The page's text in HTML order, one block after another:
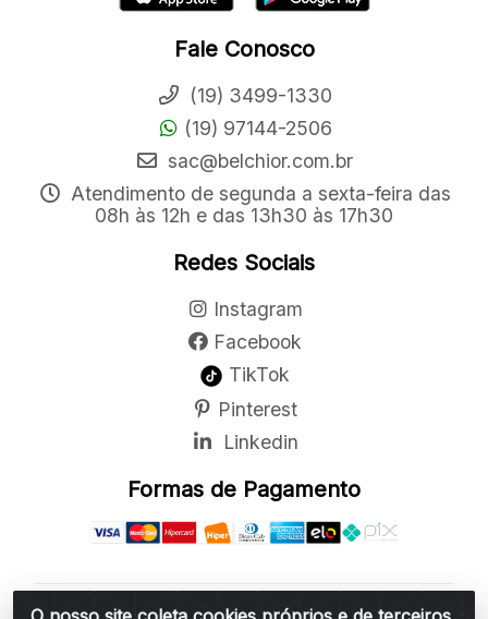
Fale Conosco
(19) 3499-1330
(19) 97144-2506
sac@belchior.com.br
Atendimento de segunda a sexta-feira das
08h às 12h e das 13h30 às 17h30
Redes Sociais
Instagram
Facebook
TikTok
Pinterest
Linkedin
Formas de Pagamento